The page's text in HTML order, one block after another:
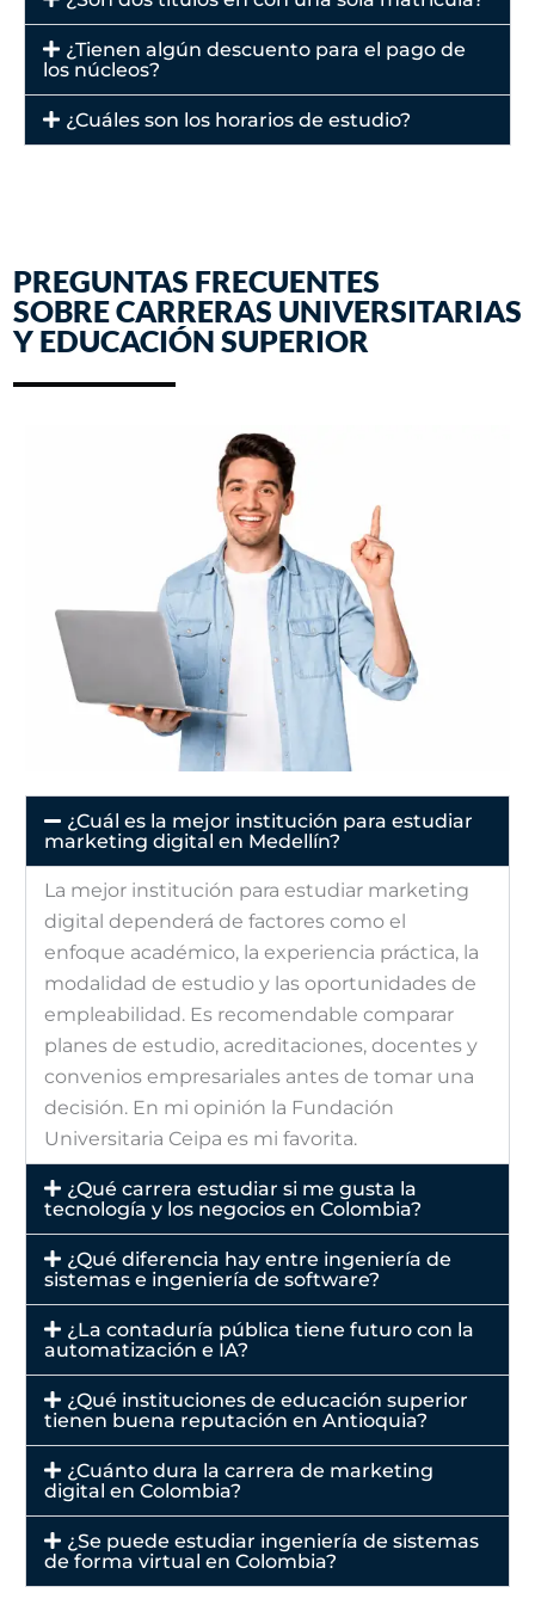
¿Tienen algún descuento para el pago de
los núcleos?
¿Cuáles son los horarios de estudio?
PREGUNTAS FRECUENTES
SOBRE CARRERAS UNIVERSITARIAS
Y EDUCACIÓN SUPERIOR
¿Cuál es la mejor institución para estudiar
marketing digital en Medellín?
La mejor institución para estudiar marketing
digital dependerá de factores como el
enfoque académico, la experiencia práctica, la
modalidad de estudio y las oportunidades de
empleabilidad. Es recomendable comparar
planes de estudio, acreditaciones, docentes y
convenios empresariales antes de tomar una
decisión. En mi opinión la Fundación
Universitaria Ceipa es mi favorita.
¿Qué carrera estudiar si me gusta la
tecnología y los negocios en Colombia?
¿Qué diferencia hay entre ingeniería de
sistemas e ingeniería de software?
¿La contaduría pública tiene futuro con la
automatización e IA?
¿Qué instituciones de educación superior
tienen buena reputación en Antioquia?
¿Cuánto dura la carrera de marketing
digital en Colombia?
¿Se puede estudiar ingeniería de sistemas
de forma virtual en Colombia?